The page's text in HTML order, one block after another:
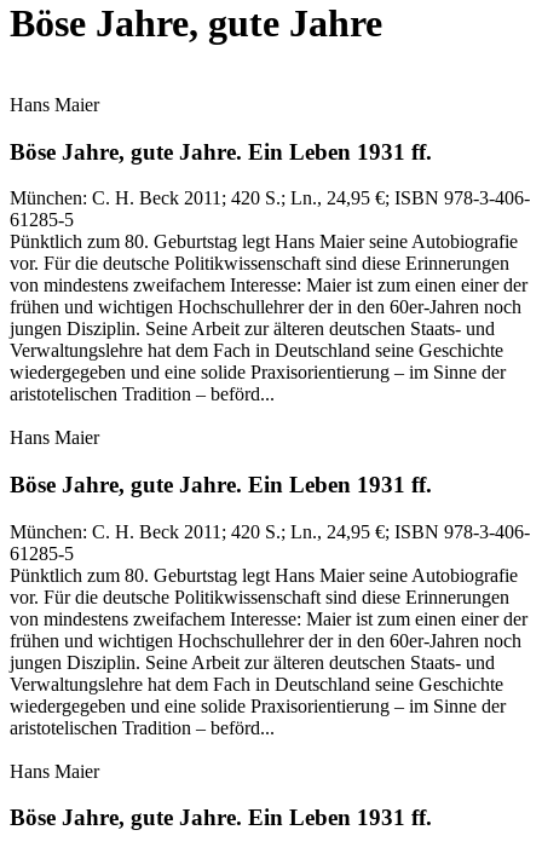
Böse Jahre, gute Jahre
Hans Maier
Böse Jahre, gute Jahre. Ein Leben 1931 ff.
München: C. H. Beck 2011 ; 420 S.; Ln., 24,95 €; ISBN 978-3-406-
61285-5
Pünktlich zum 80. Geburtstag legt Hans Maier seine Autobiografie
vor. Für die deutsche Politikwissenschaft sind diese Erinnerungen
von mindestens zweifachem Interesse: Maier ist zum einen einer der
frühen und wichtigen Hochschullehrer der in den 60er-Jahren noch
jungen Disziplin. Seine Arbeit zur älteren deutschen Staats- und
Verwaltungslehre hat dem Fach in Deutschland seine Geschichte
wiedergegeben und eine solide Praxisorientierung – im Sinne der
aristotelischen Tradition – beförd...
Hans Maier
Böse Jahre, gute Jahre. Ein Leben 1931 ff.
München: C. H. Beck 2011 ; 420 S.; Ln., 24,95 €; ISBN 978-3-406-
61285-5
Pünktlich zum 80. Geburtstag legt Hans Maier seine Autobiografie
vor. Für die deutsche Politikwissenschaft sind diese Erinnerungen
von mindestens zweifachem Interesse: Maier ist zum einen einer der
frühen und wichtigen Hochschullehrer der in den 60er-Jahren noch
jungen Disziplin. Seine Arbeit zur älteren deutschen Staats- und
Verwaltungslehre hat dem Fach in Deutschland seine Geschichte
wiedergegeben und eine solide Praxisorientierung – im Sinne der
aristotelischen Tradition – beförd...
Hans Maier
Böse Jahre, gute Jahre. Ein Leben 1931 ff.